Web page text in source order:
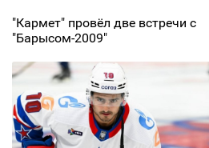
"Кармет" провёл две встречи с
"Барысом-2009"